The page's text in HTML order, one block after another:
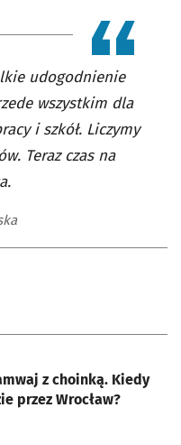
udogodnienie
wszystkim dla
i szkół. Liczymy
Teraz czas na
z choinką. Kiedy
przez Wrocław?